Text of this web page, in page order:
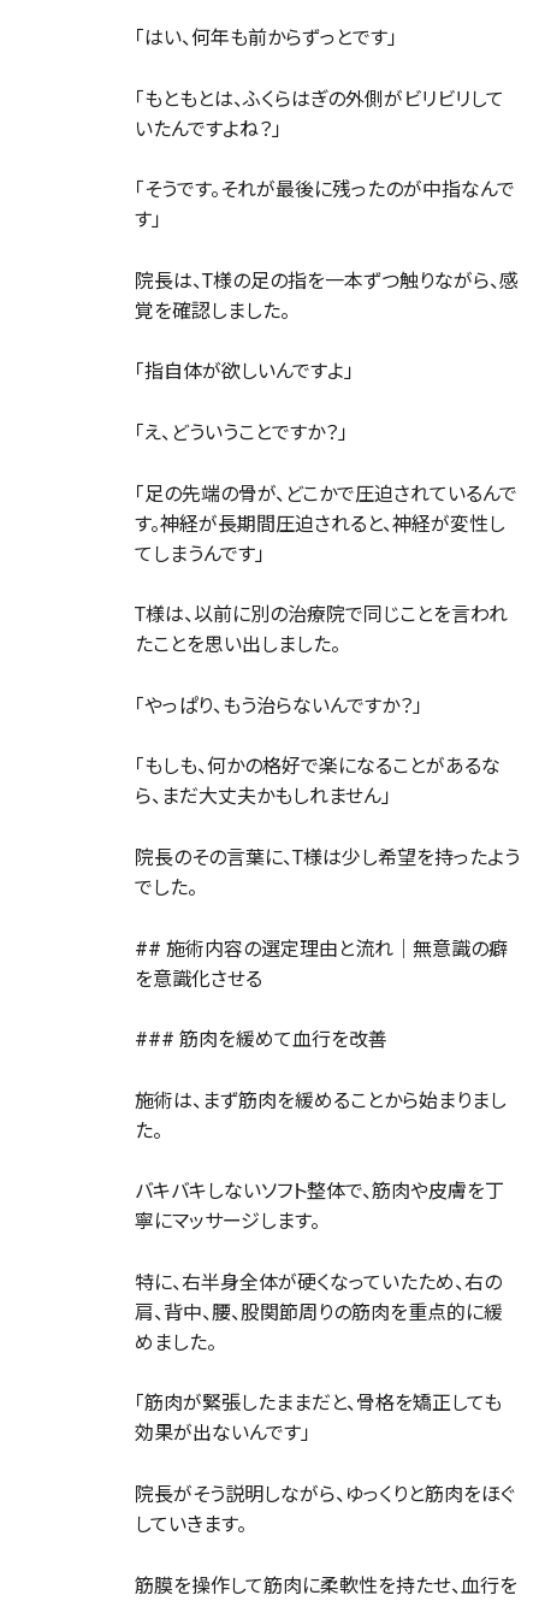
「はい、何年も前からずっとです」
「もともとは、ふくらはぎの外側がビリビリして
いたんですよね？」
「そうです。それが最後に残ったのが中指なんで
す」
院長は、T様の足の指を一本ずつ触りながら、感
覚を確認しました。
「指自体が欲しいんですよ」
「え、どういうことですか？」
「足の先端の骨が、どこかで圧迫されているんで
す。神経が長期間圧迫されると、神経が変性し
てしまうんです」
T様は、以前に別の治療院で同じことを言われ
たことを思い出しました。
「やっぱり、もう治らないんですか？」
「もしも、何かの格好で楽になることがあるな
ら、まだ大丈夫かもしれません」
院長のその言葉に、T様は少し希望を持ったよう
でした。
## 施術内容の選定理由と流れ｜無意識の癖
を意識化させる
### 筋肉を緩めて血行を改善
施術は、まず筋肉を緩めることから始まりまし
た。
バキバキしないソフト整体で、筋肉や皮膚を丁
寧にマッサージします。
特に、右半身全体が硬くなっていたため、右の
肩、背中、腰、股関節周りの筋肉を重点的に緩
めました。
「筋肉が緊張したままだと、骨格を矯正しても
効果が出ないんです」
院長がそう説明しながら、ゆっくりと筋肉をほぐ
していきます。
筋膜を操作して筋肉に柔軟性を持たせ、血行を